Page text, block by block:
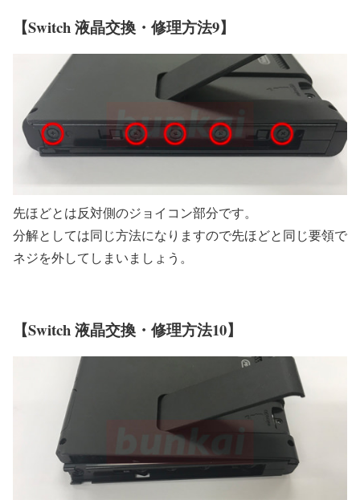
【Switch 液晶交換・修理方法9】
先ほどとは反対側のジョイコン部分です。
分解としては同じ方法になりますので先ほどと同じ要領で
ネジを外してしまいましょう。
【Switch 液晶交換・修理方法10】